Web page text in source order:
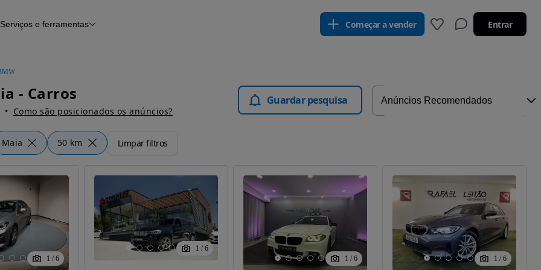
Serviços e ferramentas Começar a vender Entrar
- Carros
Como são posicionados os anúncios?
Guardar pesquisa
Maia 50 km Limpar filtros
1 / 6
1 / 6
1 / 6 1 / 6